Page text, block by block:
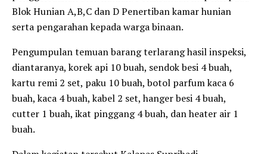
Blok Hunian A,B,C dan D Penertiban kamar hunian
serta pengarahan kepada warga binaan.
Pengumpulan temuan barang terlarang hasil inspeksi,
diantaranya, korek api 10 buah, sendok besi 4 buah,
kartu remi 2 set, paku 10 buah, botol parfum kaca 6
buah, kaca 4 buah, kabel 2 set, hanger besi 4 buah,
cutter 1 buah, ikat pinggang 4 buah, dan heater air 1
buah.